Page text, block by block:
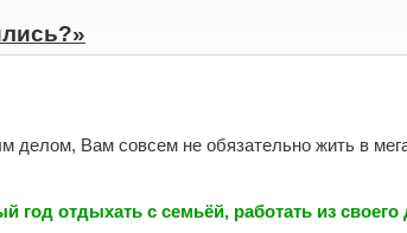
Вам совсем не обязательно жить в
год отдыхать с семьёй, работать из